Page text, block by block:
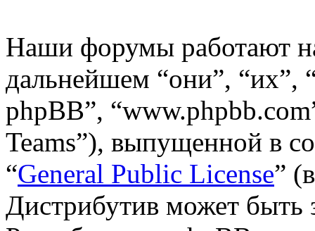
Наши форумы работают
дальнейшем “они”, “их”,
phpBB”,
Teams”), выпущенной в
“General Public License”
Дистрибутив может быть